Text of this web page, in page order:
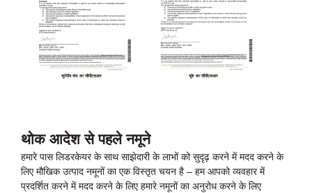
यूरोपीय संघ का सीपीएसआर यूके का सीपीएसआर
थोक आदेश से पहले नमूने
हमारे पास लिडरकेयर के साथ साझेदारी के लाभों को सुदृढ़ करने में मदद करने के
लिए मौखिक उत्पाद नमूनों का एक विस्तृत चयन है – हम आपको व्यवहार में
प्रदर्शित करने में मदद करने के लिए हमारे नमूनों का अनुरोध करने के लिए